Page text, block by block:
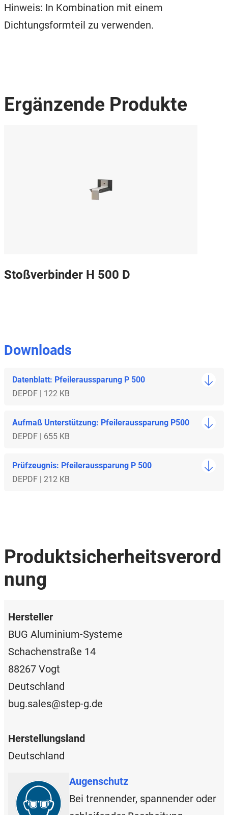
Hinweis: In Kombination mit einem
Dichtungsformteil zu verwenden.
Ergänzende Produkte
Stoßverbinder H 500 D
Downloads
Datenblatt: Pfeileraussparung P 500
DEPDF | 122 KB
Aufmaß Unterstützung: Pfeileraussparung P500
DEPDF | 655 KB
Prüfzeugnis: Pfeileraussparung P 500
DEPDF | 212 KB
Produktsicherheitsverord
nung
Hersteller
BUG Aluminium-Systeme
Schachenstraße 14
88267 Vogt
Deutschland
bug.sales@step-g.de
Herstellungsland
Deutschland
Augenschutz
Bei trennender, spannender oder